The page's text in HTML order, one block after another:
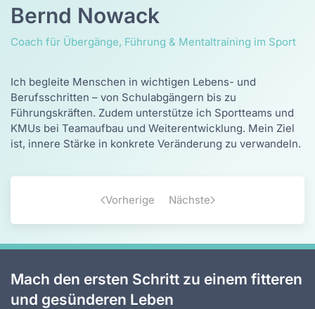
Bernd Nowack
Coach für Übergänge, Führung & Mentaltraining im Sport
Ich begleite Menschen in wichtigen Lebens- und
Berufsschritten – von Schulabgängern bis zu
Führungskräften. Zudem unterstütze ich Sportteams und
KMUs bei Teamaufbau und Weiterentwicklung. Mein Ziel
ist, innere Stärke in konkrete Veränderung zu verwandeln.
Vorherige Nächste
Mach den ersten Schritt zu einem fitteren
und gesünderen Leben